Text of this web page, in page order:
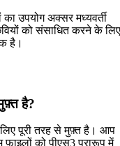
उपयोग अक्सर मध्यवर्ती
को संसाधित करने के
है।
है?
पूरी तरह से मुफ़्त है। आप
फ़ाइलों को पीएस3 प्रारूप में